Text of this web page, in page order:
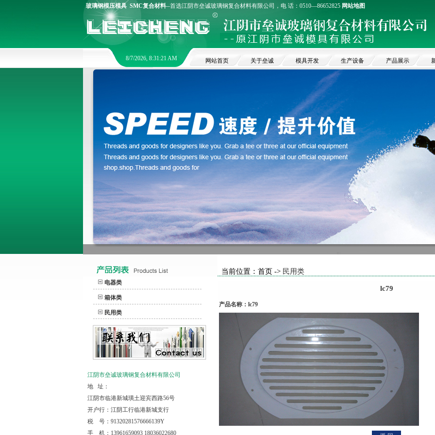
玻璃钢模压模具 SMC复合材料--首选江阴市垒诚玻璃钢复合材料有限公司，电 话：0510—86652825 网站地图
8/7/2026, 8:31:21 AM 网站首页 关于垒诚 模具开发 生产设备 产品展示
电器类
箱体类
民用类
江阴市垒诚玻璃钢复合材料有限公司
地 址：
江阴市临港新城璜土迎宾西路56号
开户行：江阴工行临港新城支行
税 号：91320281576666139Y
手 机：13961659093 18036022680
当前位置：首页 -> 民用类
lc79
产品名称：lc79